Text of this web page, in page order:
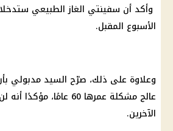
وأكد أن سفينتي الغاز الطبيعي
الأسبوع المقبل.
وعلاوة على ذلك، صرّح السيد مدبولي
عالج مشكلة عمرها 60
الآخرين.